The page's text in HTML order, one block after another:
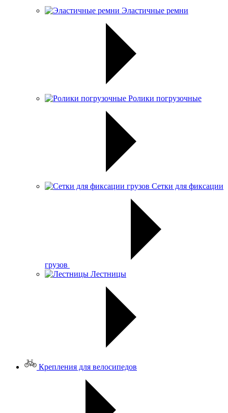
Эластичные ремни
Ролики погрузочные
Сетки для фиксации
грузов
Лестницы
Крепления для велосипедов